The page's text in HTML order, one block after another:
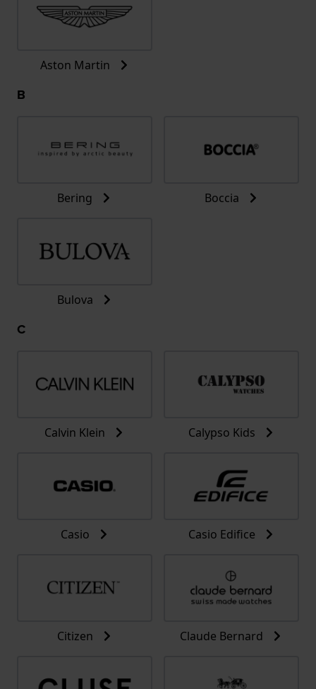
Aston Martin
B
Bering Boccia
Bulova
C
Calvin Klein Calypso Kids
Casio Casio Edifice
Citizen Claude Bernard